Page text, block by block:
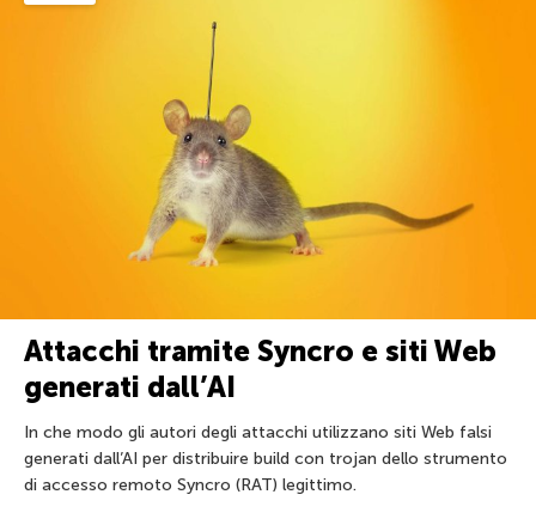
Attacchi tramite Syncro e siti Web
generati dall’AI
In che modo gli autori degli attacchi utilizzano siti Web falsi
generati dall’AI per distribuire build con trojan dello strumento
di accesso remoto Syncro (RAT) legittimo.